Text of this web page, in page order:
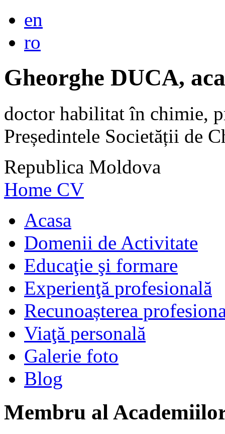
en
ro
Gheorghe DUCA,
doctor habilitat în chimie,
Președintele Societății de
Republica Moldova
Home CV
Acasa
Domenii de Activitate
Educaţie şi formare
Experienţă profesională
Recunoașterea
Viaţă personală
Galerie foto
Blog
Membru al